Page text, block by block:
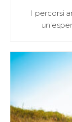
I percorsi